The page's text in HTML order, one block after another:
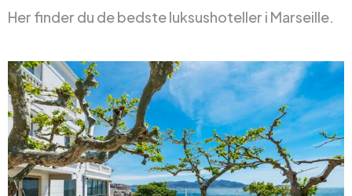
Her finder du de bedste luksushoteller i Marseille.